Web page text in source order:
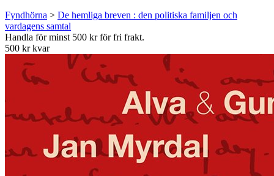
Fyndhörna > De hemliga breven : den politiska familjen och
vardagens samtal
Handla för minst 500 kr för fri frakt.
500 kr kvar